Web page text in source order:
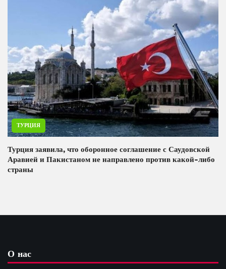
ТУРЦИЯ
Турция заявила, что оборонное соглашение с Саудовской
Аравией и Пакистаном не направлено против какой-либо
страны
О нас